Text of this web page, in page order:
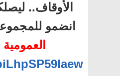
الأوقاف..
انضمو
العمومية